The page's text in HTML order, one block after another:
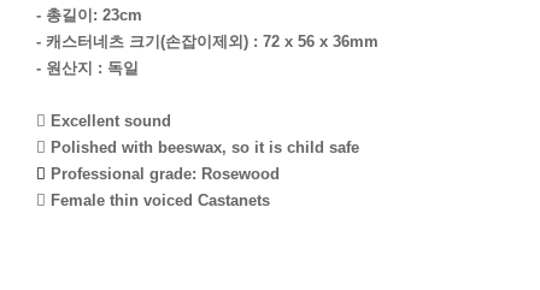
- 총길이: 23cm
- 캐스터네츠 크기(손잡이제외) : 72 x 56 x 36mm
- 원산지 : 독일
 Excellent sound
 Polished with beeswax, so it is child safe
 Professional grade: Rosewood
 Female thin voiced Castanets